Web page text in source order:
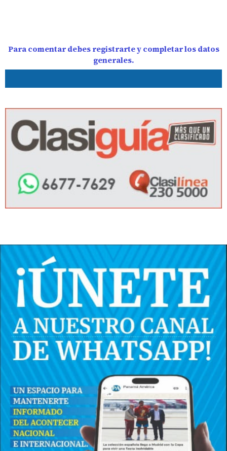
Para comentar debes registrarte y completar los datos
generales.